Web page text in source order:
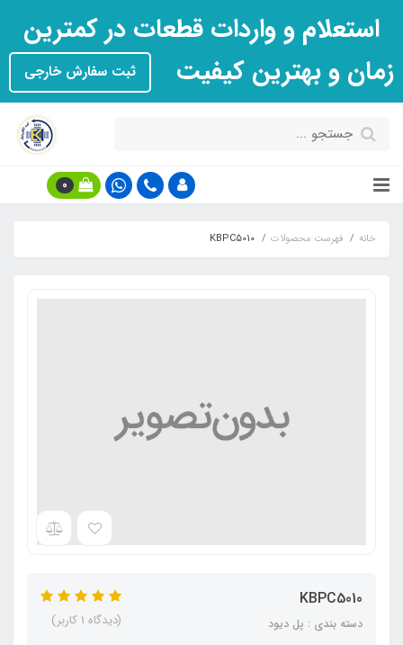
استعلام و واردات قطعات در کمترین
زمان و بهترین کیفیت
ثبت سفارش خارجی
0
خانه فهرست محصولات KBPC5010
KBPC5010
دسته بندی : پل دیود (دیدگاه 1 کاربر)